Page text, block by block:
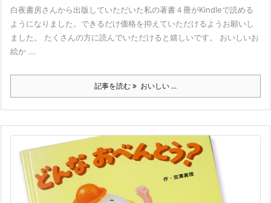
白夜書房さんから出版していただいた私の著書４冊がKindleで読める
ようになりました。できるだけ価格を抑えていただけるようお願いし
ました。 たくさんの方に読んでいただけると嬉しいです。 おいしいお
絵か ...
記事を読む おいしい ...